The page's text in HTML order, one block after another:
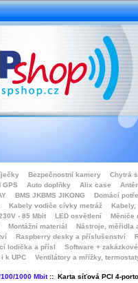
Bezpečnostní kamery Chytrá
GPS Auto doplňky Alix case
BMS JKBMS JIKONG Domácí
Kabely vodiče cívky metráž Kabely,
- 85 Mbit LED osvětlení Měniče
Montážní materiál Nástroje, měřidla
Raspberry desky a příslušenství
lodička a přísl Software + zakázkové
k UPC Ventilátory a mřížky,
1000 Mbit:: Karta síťová PCI 4-